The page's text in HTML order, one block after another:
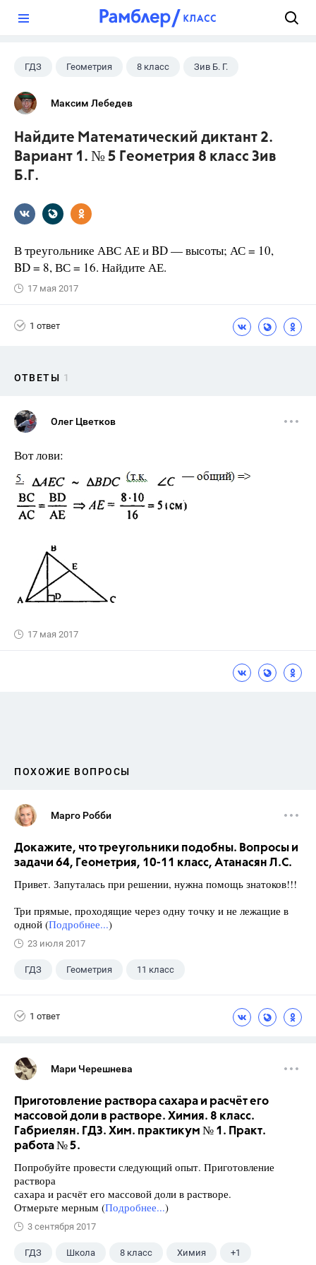
ГДЗ Геометрия 8 класс Зив Б. Г.
Максим Лебедев
Найдите Математический диктант 2.
Вариант 1. № 5 Геометрия 8 класс Зив
Б.Г.
В треугольнике АВС АЕ и BD — высоты; АС = 10,
BD = 8, ВС = 16. Найдите АЕ.
17 мая 2017
1 ответ
ОТВЕТЫ 1
Олег Цветков
Вот лови:
17 мая 2017
ПОХОЖИЕ ВОПРОСЫ
Марго Робби
Докажите, что треугольники подобны. Вопросы и
задачи 64, Геометрия, 10-11 класс, Атанасян Л.С.
Привет. Запуталась при решении, нужна помощь знатоков!!!
Три прямые, проходящие через одну точку и не лежащие в
одной (Подробнее...)
23 июля 2017
ГДЗ Геометрия 11 класс
1 ответ
Мари Черешнева
Приготовление раствора сахара и расчёт его
массовой доли в растворе. Химия. 8 класс.
Габриелян. ГДЗ. Хим. практикум № 1. Практ.
работа № 5.
Попробуйте провести следующий опыт. Приготовление
раствора
сахара и расчёт его массовой доли в растворе.
Отмерьте мерным (Подробнее...)
3 сентября 2017
ГДЗ Школа 8 класс Химия +1